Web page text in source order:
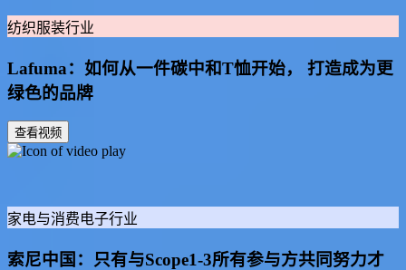
纺织服装行业
Lafuma：如何从一件碳中和T恤开始， 打造成为更
绿色的品牌
查看视频
家电与消费电子行业
索尼中国：只有与Scope1-3所有参与方共同努力才